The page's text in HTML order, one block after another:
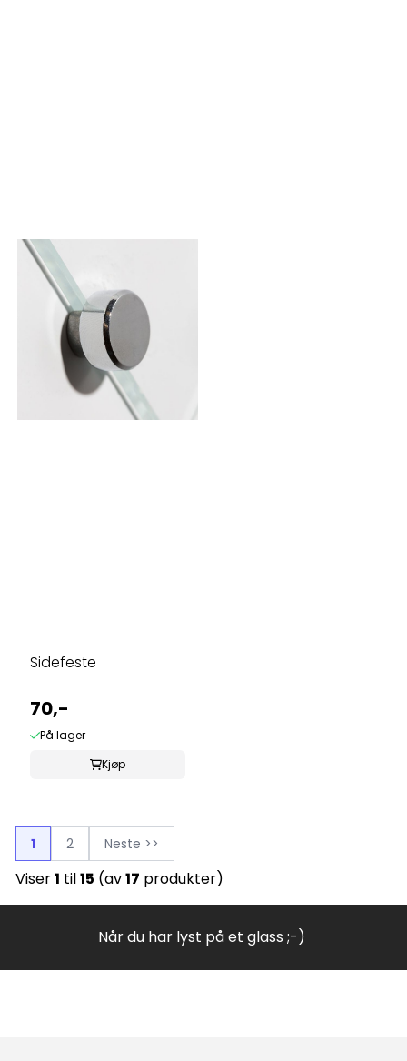
Sidefeste
70,-
På lager
Kjøp
1 2 Neste >>
Viser1 til15 (av17 produkter)
Når du har lyst på et glass ;-)